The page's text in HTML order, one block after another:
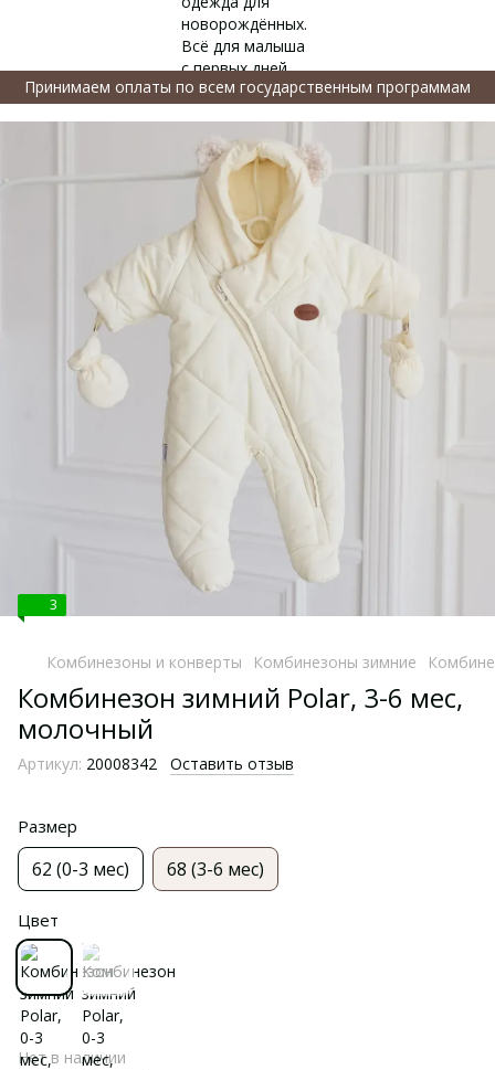
Принимаем оплаты по всем государственным программам
3
Комбинезоны и конверты Комбинезоны зимние
Комбинезон зимний Polar, 3-6 мес,
молочный
Артикул: 20008342 Оставить отзыв
Размер
62 (0-3 мес) 68 (3-6 мес)
Цвет
Нет в наличии